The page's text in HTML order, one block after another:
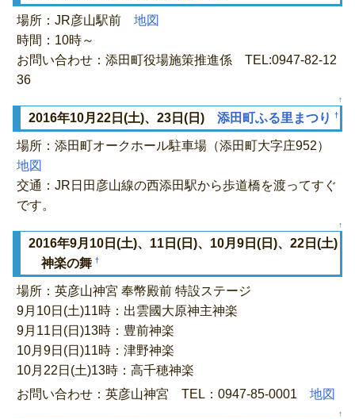
場所：JR彦山駅前 地図
時間：10時～
お問い合わせ：添田町役場施策推進係 TEL:0947-82-12
36
↑
2016年10月22日(土)、23日(日) 添田町ふる里まつり †
場所：添田町オークホール駐車場（添田町大字庄952）
地図
交通：JR日田彦山線の西添田駅から歩道橋を渡ってすぐ
です。
↑
2016年9月10日(土)、11日(日)、10月9日(日)、22日(土)
神楽の舞 †
場所：英彦山神宮 奉幣殿前 特設ステージ
9月10日(土)11時：出雲國大原神主神楽
9月11日(日)13時：豊前神楽
10月9日(日)11時：津野神楽
10月22日(土)13時：高千穂神楽
お問い合わせ：英彦山神宮 TEL：0947-85-0001 地図
↑